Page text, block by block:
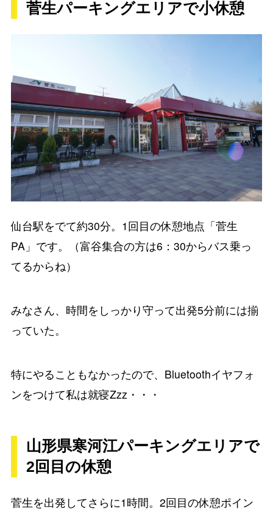
菅生パーキングエリアで小休憩
仙台駅をでて約30分。1回目の休憩地点「菅生
PA」です。（富谷集合の方は6：30からバス乗っ
てるからね）
みなさん、時間をしっかり守って出発5分前には揃
っていた。
特にやることもなかったので、Bluetoothイヤフォ
ンをつけて私は就寝Zzz・・・
山形県寒河江パーキングエリアで
2回目の休憩
菅生を出発してさらに1時間。2回目の休憩ポイン